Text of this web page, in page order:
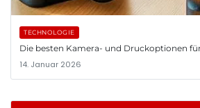
TECHNOLOGIE
Die besten Kamera- und Druckoptionen
14. Januar 2026